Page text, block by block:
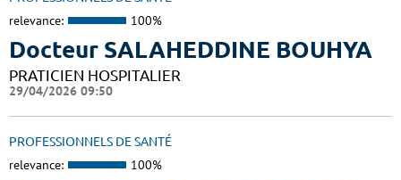
relevance: 100%
Docteur SALAHEDDINE BOUHYA
PRATICIEN HOSPITALIER
29/04/2026 09:50
PROFESSIONNELS DE SANTÉ
relevance: 100%